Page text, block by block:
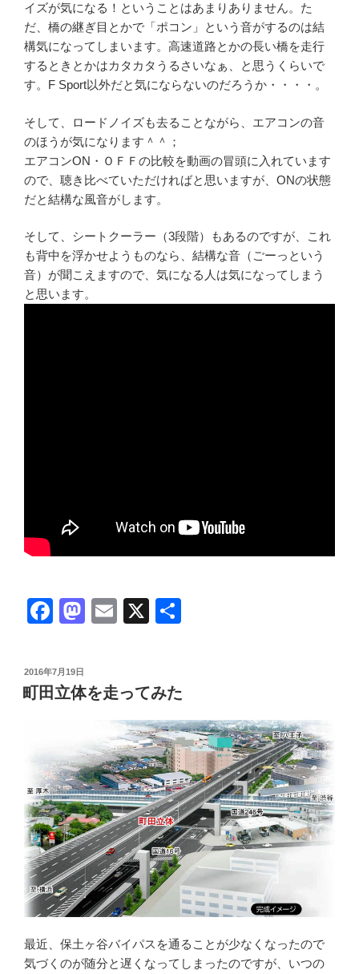
イズが気になる！ということはあまりありません。た
だ、橋の継ぎ目とかで「ポコン」という音がするのは結
構気になってしまいます。高速道路とかの長い橋を走行
するときとかはカタカタうるさいなぁ、と思うくらいで
す。F Sport以外だと気にならないのだろうか・・・・。
そして、ロードノイズも去ることながら、エアコンの音
のほうが気になります＾＾；
エアコンON・ＯＦＦの比較を動画の冒頭に入れています
ので、聴き比べていただければと思いますが、ONの状態
だと結構な風音がします。
そして、シートクーラー（3段階）もあるのですが、これ
も背中を浮かせようものなら、結構な音（ごーっという
音）が聞こえますので、気になる人は気になってしまう
と思います。
F
c
e
o
k
M
o
o
n
E
X
投
稿
日:
2016年7月19日
町田立体を走ってみた
最近、保土ヶ谷バイパスを通ることが少なくなったので
気づくのが随分と遅くなってしまったのですが、いつの